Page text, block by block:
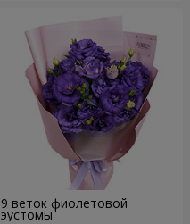
9 веток фиолетовой
эустомы